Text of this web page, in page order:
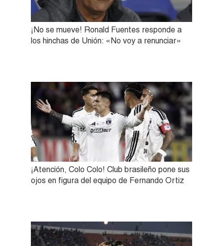
¡No se mueve! Ronald Fuentes responde a
los hinchas de Unión: «No voy a renunciar»
¡Atención, Colo Colo! Club brasileño pone sus
ojos en figura del equipo de Fernando Ortiz